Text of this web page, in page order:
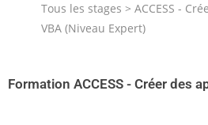
Tous les stages > ACCESS -
VBA (Niveau Expert)
Formation ACCESS - Créer des